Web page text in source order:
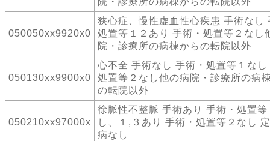
050050xx9920x0
狭心症、慢性虚血性心疾患 手術なし
処置等１２あり 手術・処置等２なし
院・診療所の病棟からの転院以外
050130xx9900x0
心不全 手術なし 手術・処置等１なし
処置等２なし他の病院・診療所の病
の転院以外
050210xx97000x
徐脈性不整脈 手術あり 手術・処置等
し、１,３あり 手術・処置等２なし
病なし